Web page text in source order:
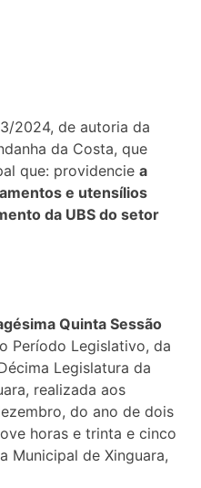
2024, de autoria da
da Costa, que
que: providencie a
e utensílios
da UBS do setor
Quinta Sessão
Período Legislativo, da
Legislatura da
realizada aos
do ano de dois
horas e trinta e cinco
Municipal de Xinguara,